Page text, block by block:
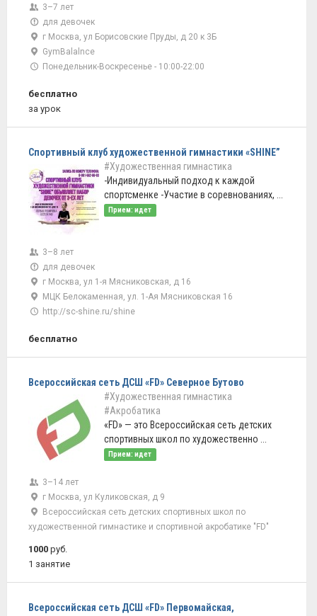
3–7 лет
для девочек
г Москва, ул Борисовские Пруды, д 20 к 3Б
GymBalalnce
Понедельник-Воскресенье - 10:00-22:00
бесплатно
за урок
Спортивный клуб художественной гимнастики «SHINE”
#Художественная гимнастика
-Индивидуальный подход к каждой
спортсменке -Участие в соревнованиях, ...
Прием: идет
3–8 лет
для девочек
г Москва, ул 1-я Мясниковская, д 16
МЦК Белокаменная, ул. 1-Ая Мясниковская 16
http://sc-shine.ru/shine
бесплатно
Всероссийская сеть ДСШ «FD» Северное Бутово
#Художественная гимнастика
#Акробатика
«FD» — это Всероссийская сеть детских
спортивных школ по художественно ...
Прием: идет
3–14 лет
г Москва, ул Куликовская, д 9
Всероссийская сеть детских спортивных школ по
художественной гимнастике и спортивной акробатике "FD"
1000 руб.
1 занятие
Всероссийская сеть ДСШ «FD» Первомайская,